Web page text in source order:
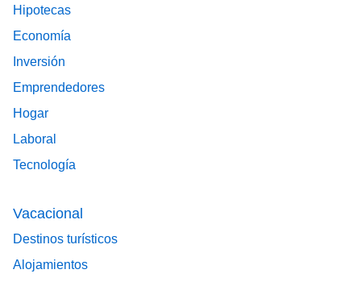
Hipotecas
Economía
Inversión
Emprendedores
Hogar
Laboral
Tecnología
Vacacional
Destinos turísticos
Alojamientos